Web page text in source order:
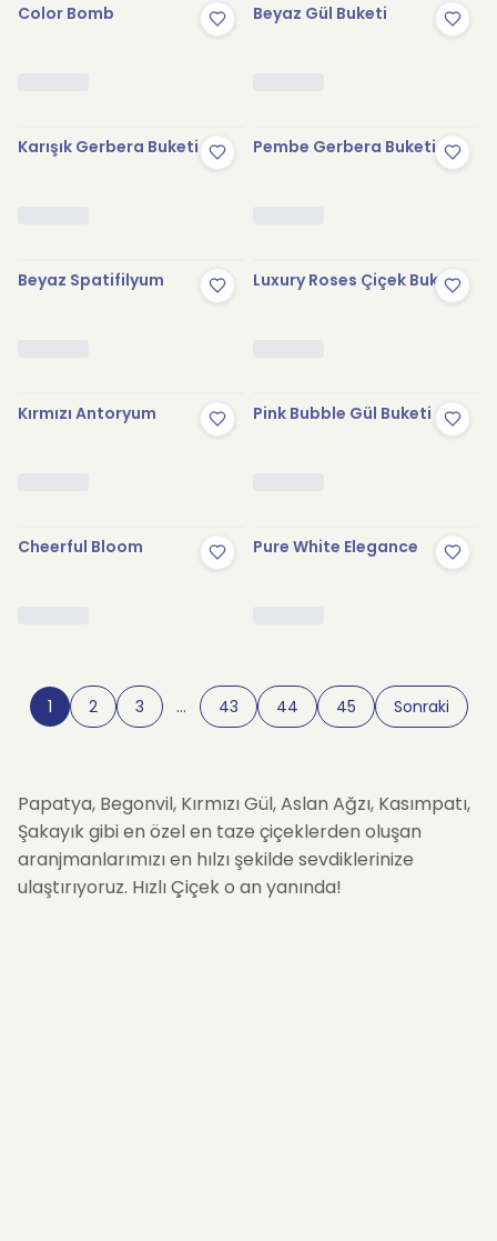
Color Bomb Beyaz Gül Buketi
Karışık Gerbera Buketi Pembe Gerbera Buketi
Beyaz Spatifilyum Luxury Roses Çiçek Buketi
Kırmızı Antoryum Pink Bubble Gül Buketi
Cheerful Bloom Pure White Elegance
1 2 3 … 43 44 45 Sonraki
Papatya, Begonvil, Kırmızı Gül, Aslan Ağzı, Kasımpatı,
Şakayık gibi en özel en taze çiçeklerden oluşan
aranjmanlarımızı en hılzı şekilde sevdiklerinize
ulaştırıyoruz. Hızlı Çiçek o an yanında!